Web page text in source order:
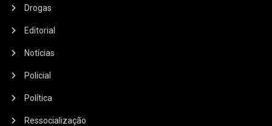
Drogas
Editorial
Notícias
Policial
Política
Ressocialização